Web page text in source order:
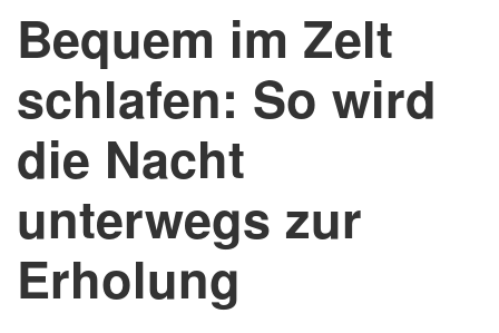
Bequem im Zelt
schlafen: So wird
die Nacht
unterwegs zur
Erholung